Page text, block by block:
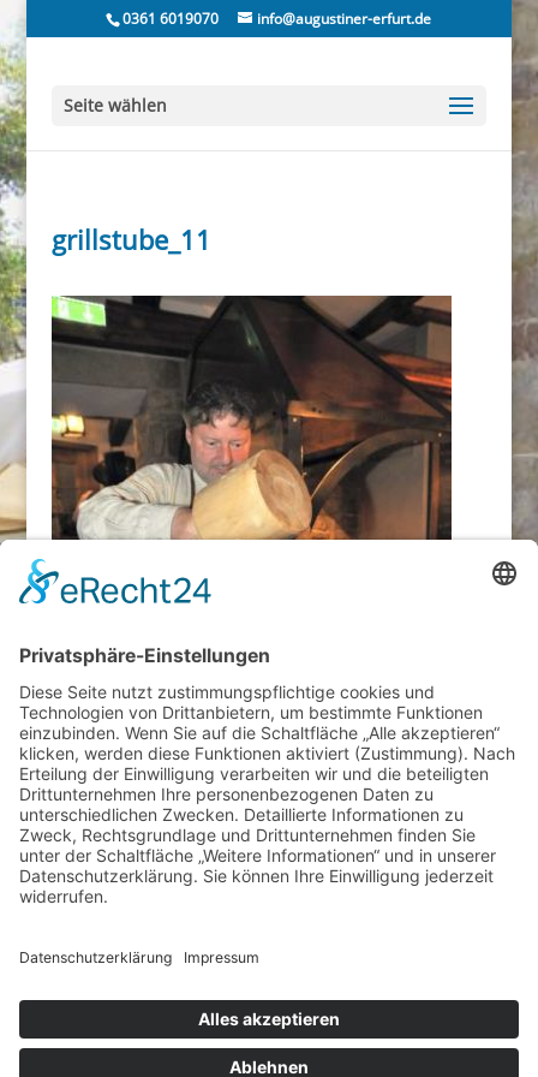
0361 6019070 info@augustiner-erfurt.de
Seite wählen
grillstube_11
Impressum
Datenschutz
Cookie-Einstellungen
Geschäftspartner